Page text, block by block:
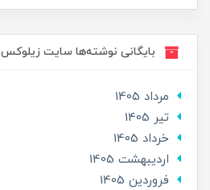
بایگانی نوشته‌ها سایت زیلوکس
مرداد 1405
تير 1405
خرداد 1405
ارديبهشت 1405
فروردین 1405